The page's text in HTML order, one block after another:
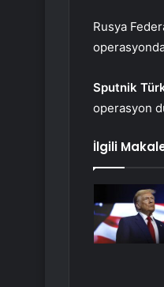
Rusya
Sputnik
operasyon
İlgili